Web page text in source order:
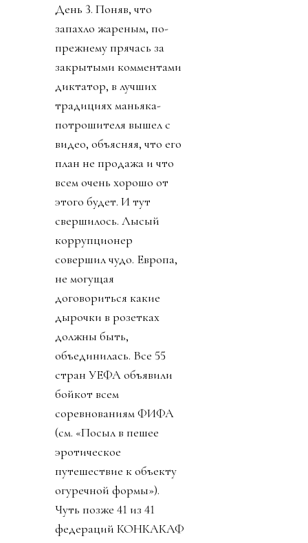
День 3. Поняв, что
запахло жареным, по-
прежнему прячась за
закрытыми комментами
диктатор, в лучших
традициях маньяка-
потрошителя вышел с
видео, объясняя, что его
план не продажа и что
всем очень хорошо от
этого будет. И тут
свершилось. Лысый
коррупционер
совершил чудо. Европа,
не могущая
договориться какие
дырочки в розетках
должны быть,
объединилась. Все 55
стран УЕФА объявили
бойкот всем
соревнованиям ФИФА
(см. «Посыл в пешее
эротическое
путешествие к объекту
огуречной формы»).
Чуть позже 41 из 41
федераций КОНКАКАФ